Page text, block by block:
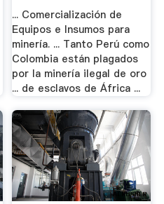
... Comercialización de
Equipos e Insumos para
minería. ... Tanto Perú como
Colombia están plagados
por la minería ilegal de oro
... de esclavos de África ...